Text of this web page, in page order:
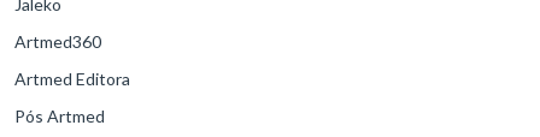
Jaleko
Artmed360
Artmed Editora
Pós Artmed